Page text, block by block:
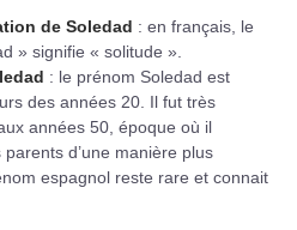
de Soledad : en français, le
» signifie « solitude ».
: le prénom Soledad est
des années 20. Il fut très
années 50, époque où il
d’une manière plus
espagnol reste rare et connait